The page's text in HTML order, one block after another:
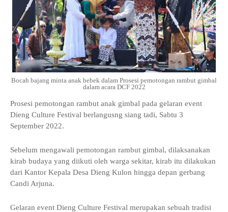
Bocah bajang minta anak bebek dalam Prosesi pemotongan rambut gimbal
dalam acara DCF 2022
Prosesi pemotongan rambut anak gimbal pada gelaran event
Dieng Culture Festival berlangusng siang tadi, Sabtu 3
September 2022.
Sebelum mengawali pemotongan rambut gimbal, dilaksanakan
kirab budaya yang diikuti oleh warga sekitar, kirab itu dilakukan
dari Kantor Kepala Desa Dieng Kulon hingga depan gerbang
Candi Arjuna.
Gelaran event Dieng Culture Festival merupakan sebuah tradisi